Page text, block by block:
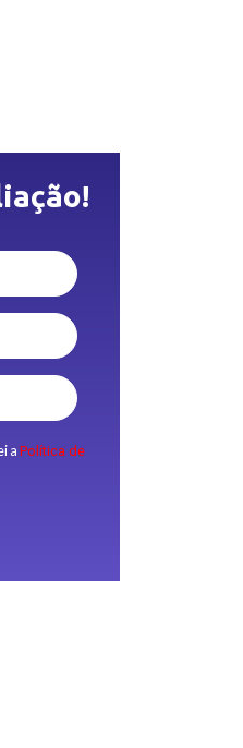
aPolítica de